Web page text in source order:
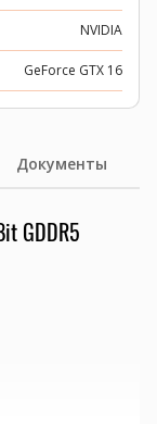
NVIDIA
GeForce GTX 16
Документы
GDDR5